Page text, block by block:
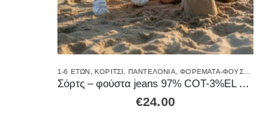
1-6 ΕΤΏΝ ,ΚΟΡΊΤΣΙ ΠΑΝΤΕΛΌΝΙΑ ,ΦΟΡΈΜΑΤΑ-ΦΟΎΣΤΕΣ
Σόρτς – φούστα jeans 97% COT-3%EL 4053
€24.00